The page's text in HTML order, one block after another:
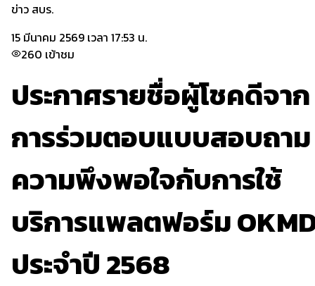
ข่าว สบร.
15 มีนาคม 2569 เวลา 17:53 น.
260 เข้าชม
ประกาศรายชื่อผู้โชคดีจาก
การร่วมตอบแบบสอบถาม
ความพึงพอใจกับการใช้
บริการแพลตฟอร์ม
ประจำปี 2568